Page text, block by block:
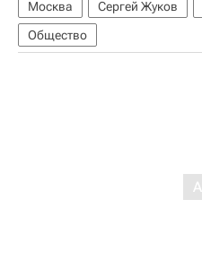
Москва Сергей Жуков
Общество